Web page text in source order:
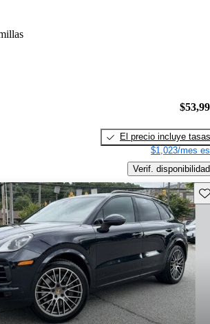
El precio incluye tasas
$1,023/mes
Verif. disponibilidad